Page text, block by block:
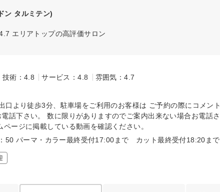
ン タルミテン)
エリアトップの高評価サロン
技術：4.8 サービス：4.8
雰囲気：4.7
口より徒歩3分、駐車場をご利用のお客様は ご予約の際にコメント
話下さい。 数に限りがありますのでご案内出来ない場合お電話さ
ージに掲載している動画を確認ください。
50 パーマ・カラー最終受付17:00まで カット最終受付18:20まで